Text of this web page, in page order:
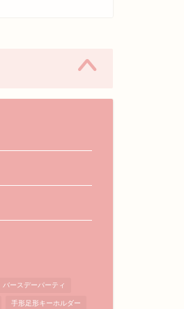
バースデーパーティ
手形足形キーホルダー